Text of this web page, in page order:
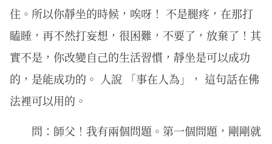
住。所以你靜坐的時候，唉呀！ 不是腿疼，在那打
瞌睡，再不然打妄想，很困難，不要了，放棄了！其
實不是，你改變自己的生活習慣，靜坐是可以成功
的，是能成功的。 人說 「事在人為」， 這句話在佛
法裡可以用的。
問：師父！我有兩個問題。第一個問題，剛剛就